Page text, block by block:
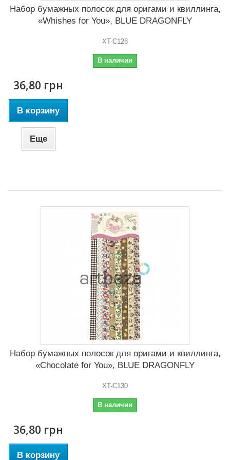
Набор бумажных полосок для оригами и квиллинга,
«Whishes for You», BLUE DRAGONFLY
XT-C128
В наличии
36,80 грн
В корзину
Еще
Набор бумажных полосок для оригами и квиллинга,
«Chocolate for You», BLUE DRAGONFLY
XT-C130
В наличии
36,80 грн
В корзину